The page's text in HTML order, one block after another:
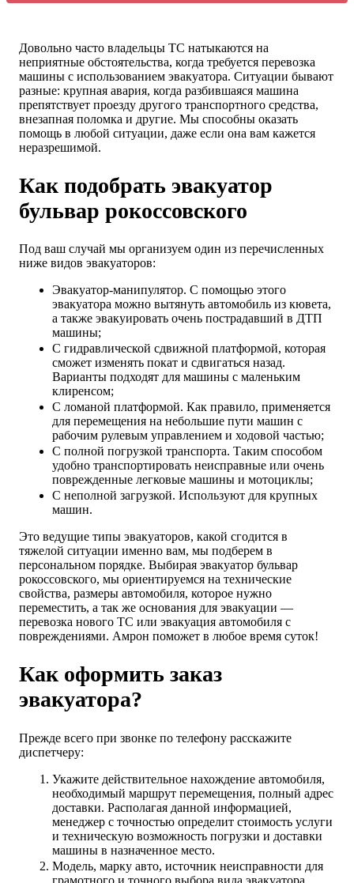
Довольно часто владельцы ТС натыкаются на
неприятные обстоятельства, когда требуется перевозка
машины с использованием эвакуатора. Ситуации бывают
разные: крупная авария, когда разбившаяся машина
препятствует проезду другого транспортного средства,
внезапная поломка и другие. Мы способны оказать
помощь в любой ситуации, даже если она вам кажется
неразрешимой.
Как подобрать эвакуатор
бульвар рокоссовского
Под ваш случай мы организуем один из перечисленных
ниже видов эвакуаторов:
Эвакуатор-манипулятор. С помощью этого
эвакуатора можно вытянуть автомобиль из кювета,
а также эвакуировать очень пострадавший в ДТП
машины;
С гидравлической сдвижной платформой, которая
сможет изменять покат и сдвигаться назад.
Варианты подходят для машины с маленьким
клиренсом;
С ломаной платформой. Как правило, применяется
для перемещения на небольшие пути машин с
рабочим рулевым управлением и ходовой частью;
С полной погрузкой транспорта. Таким способом
удобно транспортировать неисправные или очень
поврежденные легковые машины и мотоциклы;
С неполной загрузкой. Используют для крупных
машин.
Это ведущие типы эвакуаторов, какой сгодится в
тяжелой ситуации именно вам, мы подберем в
персональном порядке. Выбирая эвакуатор бульвар
рокоссовского, мы ориентируемся на технические
свойства, размеры автомобиля, которое нужно
переместить, а так же основания для эвакуации —
перевозка нового ТС или эвакуация автомобиля с
повреждениями. Амрон поможет в любое время суток!
Как оформить заказ
эвакуатора?
Прежде всего при звонке по телефону расскажите
диспетчеру:
Укажите действительное нахождение автомобиля,
необходимый маршрут перемещения, полный адрес
доставки. Располагая данной информацией,
менеджер с точностью определит стоимость услуги
и техническую возможность погрузки и доставки
машины в назначенное место.
Модель, марку авто, источник неисправности для
грамотного и точного выбора вида эвакуатора,